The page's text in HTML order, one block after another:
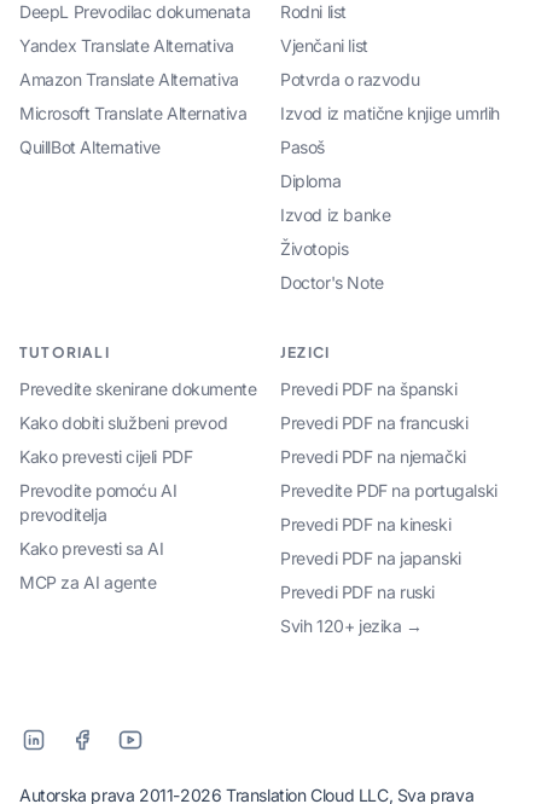
DeepL Prevodilac dokumenata
Yandex Translate Alternativa
Amazon Translate Alternativa
Microsoft Translate Alternativa
QuillBot Alternative
Rodni list
Vjenčani list
Potvrda o razvodu
Izvod iz matične knjige umrlih
Pasoš
Diploma
Izvod iz banke
Životopis
Doctor's Note
TUTORIALI
Prevedite skenirane dokumente
Kako dobiti službeni prevod
Kako prevesti cijeli PDF
Prevodite pomoću AI
prevoditelja
Kako prevesti sa AI
MCP za AI agente
JEZICI
Prevedi PDF na španski
Prevedi PDF na francuski
Prevedi PDF na njemački
Prevedite PDF na portugalski
Prevedi PDF na kineski
Prevedi PDF na japanski
Prevedi PDF na ruski
Svih 120+ jezika →
Autorska prava 2011-2026 Translation Cloud LLC, Sva prava